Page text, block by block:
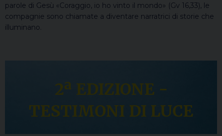
parole di Gesù «Coraggio, io ho vinto il mondo» (Gv 16,33), le
compagnie sono chiamate a diventare narratrici di storie che
illuminano.
2ª EDIZIONE -
TESTIMONI DI LUCE